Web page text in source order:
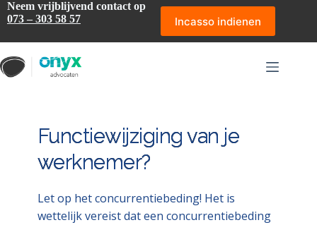
Ga
naar
inhoud
Neem vrijblijvend contact op
073 – 303 58 57
Incasso indienen
Functiewijziging van je
werknemer?
Let op het concurrentiebeding! Het is
wettelijk vereist dat een concurrentiebeding